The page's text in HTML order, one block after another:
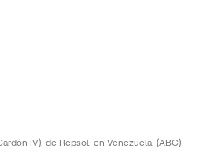
IV), de Repsol, en Venezuela. (ABC)